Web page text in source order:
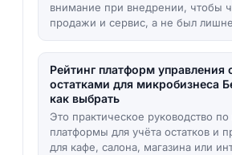
внимание при внедрении, чтобы
продажи и сервис, а не был
Рейтинг платформ управления
остатками для микробизнеса
как выбрать
Это практическое руководство
платформы для учёта остатков и
для кафе, салона, магазина или